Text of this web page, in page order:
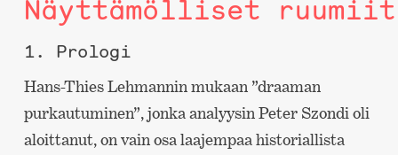
Näyttämölliset ruumiit
1. Prologi
Hans-Thies Lehmannin mukaan ”draaman
purkautuminen”, jonka analyysin Peter Szondi oli
aloittanut, on vain osa laajempaa historiallista